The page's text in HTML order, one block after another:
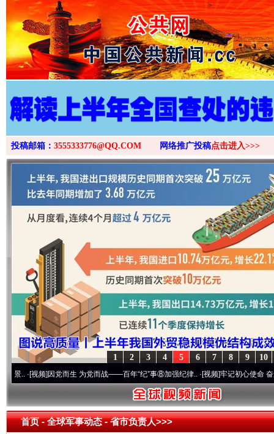
>
投稿邮箱： 3555333776@QQ.COM 网络推广投稿点击进入>>>
10
9
8
7
6
5
4
3
2
1
·[视频]因党而生 为党而战——百年“纪”事⑧加强纪律..·[视频]牢记初心使命 奋进复兴
首页- 全球军事动态 -省市负责人>>>